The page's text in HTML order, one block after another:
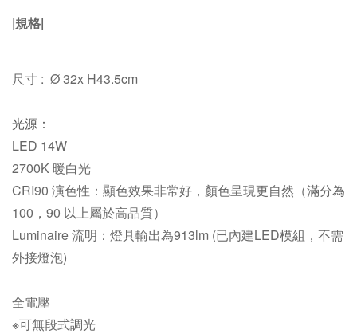
|規格|
尺寸 : Ø 32x H43.5cm
光源：
LED 14W
2700K暖白光
CRI90 演色性： 顯色效果非常好，顏色呈現更自然（滿分為
100，90 以上屬於高品質）
Luminaire 流明： 燈具輸出為913lm (已內建LED模組，不需
外接燈泡)
全電壓
※可無段式調光